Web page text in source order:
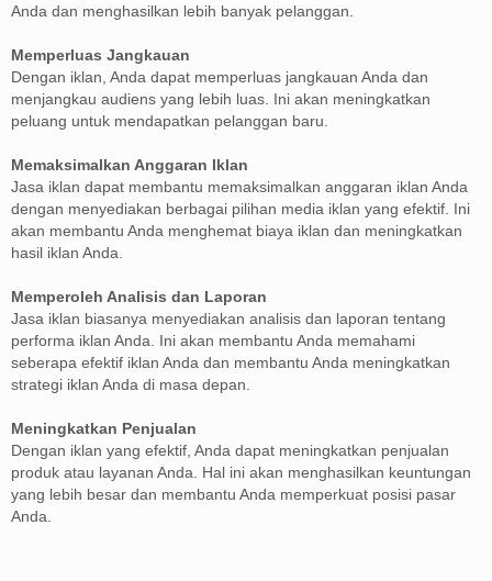
Anda dan menghasilkan lebih banyak pelanggan.
Memperluas Jangkauan
Dengan iklan, Anda dapat memperluas jangkauan Anda dan
menjangkau audiens yang lebih luas. Ini akan meningkatkan
peluang untuk mendapatkan pelanggan baru.
Memaksimalkan Anggaran Iklan
Jasa iklan dapat membantu memaksimalkan anggaran iklan Anda
dengan menyediakan berbagai pilihan media iklan yang efektif. Ini
akan membantu Anda menghemat biaya iklan dan meningkatkan
hasil iklan Anda.
Memperoleh Analisis dan Laporan
Jasa iklan biasanya menyediakan analisis dan laporan tentang
performa iklan Anda. Ini akan membantu Anda memahami
seberapa efektif iklan Anda dan membantu Anda meningkatkan
strategi iklan Anda di masa depan.
Meningkatkan Penjualan
Dengan iklan yang efektif, Anda dapat meningkatkan penjualan
produk atau layanan Anda. Hal ini akan menghasilkan keuntungan
yang lebih besar dan membantu Anda memperkuat posisi pasar
Anda.